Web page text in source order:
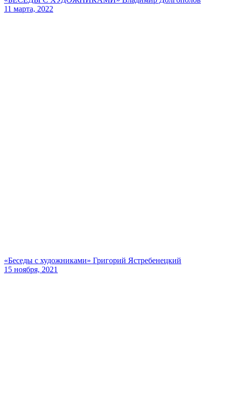
11 марта, 2022
«Беседы с художниками» Григорий Ястребенецкий
15 ноября, 2021